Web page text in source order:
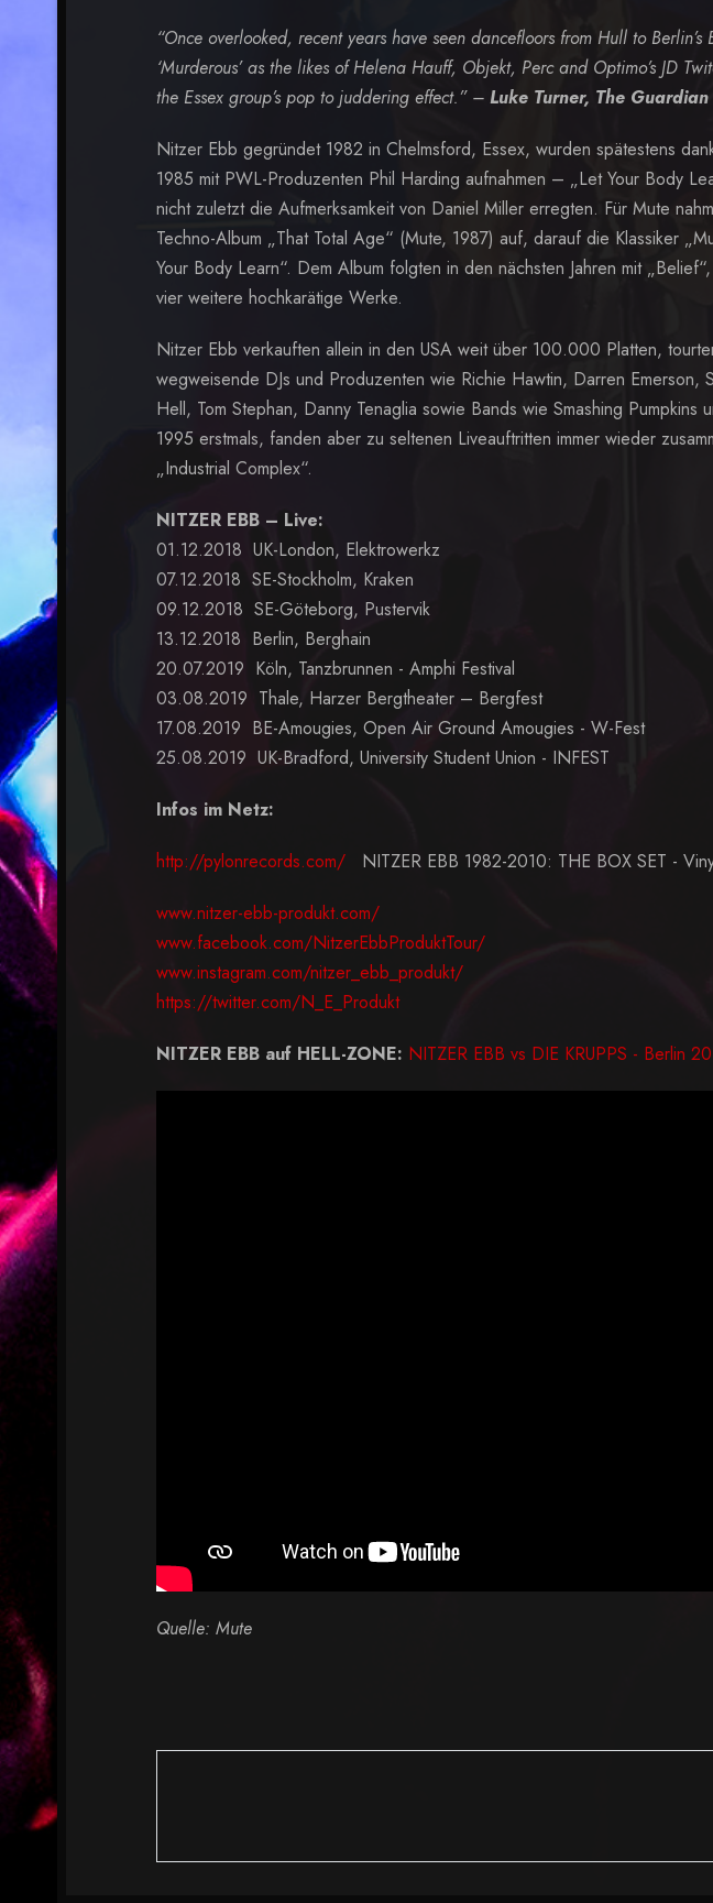
“Once overlooked, recent years have seen dancefloors from Hull to
‘Murderous’ as the likes of Helena Hauff, Objekt, Perc and Optimo’s JD
the Essex group’s pop to juddering effect.” – Luke Turner, The Guardian
Nitzer Ebb gegründet 1982 in Chelmsford, Essex, wurden spätestens
1985 mit PWL-Produzenten Phil Harding aufnahmen – „Let Your Body
nicht zuletzt die Aufmerksamkeit von Daniel Miller erregten. Für Mute
Techno-Album „That Total Age“ (Mute, 1987) auf, darauf die Klassiker
Your Body Learn“. Dem Album folgten in den nächsten Jahren mit
vier weitere hochkarätige Werke.
Nitzer Ebb verkauften allein in den USA weit über 100.000 Platten,
wegweisende DJs und Produzenten wie Richie Hawtin, Darren
Hell, Tom Stephan, Danny Tenaglia sowie Bands wie Smashing
1995 erstmals, fanden aber zu seltenen Liveauftritten immer wieder
„Industrial Complex“.
NITZER EBB – Live:
01.12.2018 UK-London, Elektrowerkz
07.12.2018 SE-Stockholm, Kraken
09.12.2018 SE-Göteborg, Pustervik
13.12.2018 Berlin, Berghain
20.07.2019 Köln, Tanzbrunnen - Amphi Festival
03.08.2019 Thale, Harzer Bergtheater – Bergfest
17.08.2019 BE-Amougies, Open Air Ground Amougies - W-Fest
25.08.2019 UK-Bradford, University Student Union - INFEST
Infos im Netz:
http://pylonrecords.com/ NITZER EBB 1982-2010: THE BOX SET -
www.nitzer-ebb-produkt.com/
www.facebook.com/NitzerEbbProduktTour/
www.instagram.com/nitzer_ebb_produkt/
https://twitter.com/N_E_Produkt
NITZER EBB auf HELL-ZONE: NITZER EBB vs DIE KRUPPS - Berlin
Quelle: Mute